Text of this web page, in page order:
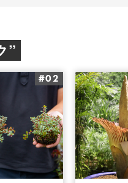
”
#02